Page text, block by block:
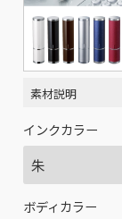
素材説明
インクカラー
ボディカラー